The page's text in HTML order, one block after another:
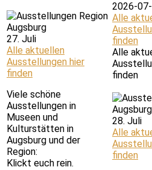
27. Juli
Alle aktuellen
Ausstellungen hier
finden
Viele schöne
Ausstellungen in
Museen und
Kulturstätten in
Augsburg und der
Region:
Klickt euch rein.
2026-
Alle
finden
Alle
finden
28. Juli
Alle
finden